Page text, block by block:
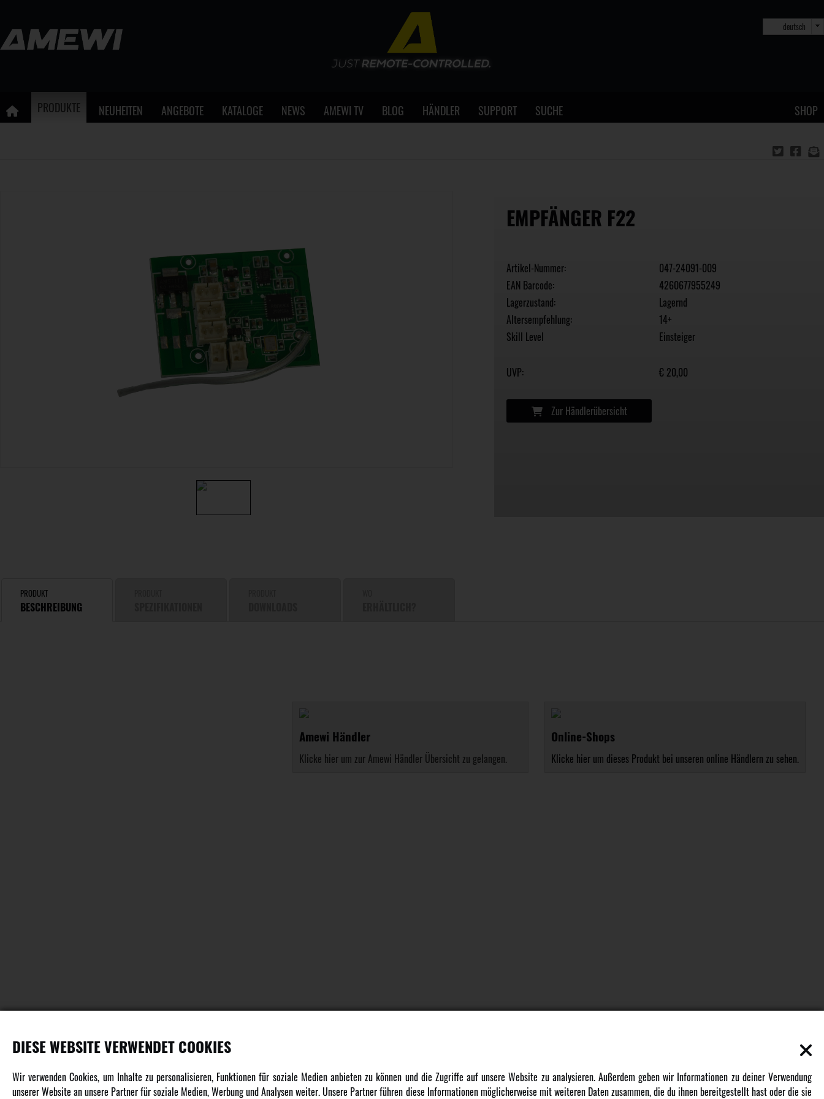
deutsch
PRODUKTE NEUHEITEN ANGEBOTE KATALOGE NEWS AMEWI TV BLOG HÄNDLER SUPPORT SUCHE SHOP
EMPFÄNGER F22
Artikel-Nummer:
047-24091-009
EAN Barcode:
4260677955249
Lagerzustand:
Lagernd
Altersempfehlung:
14+
Skill Level
Einsteiger
UVP: € 20,00
Zur Händlerübersicht
PRODUKT
BESCHREIBUNG
Amewi Händler
Klicke hier um zur Amewi Händler Übersicht zu gelangen.
Online-Shops
Klicke hier um dieses Produkt bei unseren online Händlern zu sehen.
DIESE WEBSITE VERWENDET COOKIES
Wir verwenden Cookies, um Inhalte zu personalisieren, Funktionen für soziale Medien anbieten zu können und die Zugriffe auf unsere Website zu analysieren. Außerdem geben wir Informationen zu deiner Verwendung
unserer Website an unsere Partner für soziale Medien, Werbung und Analysen weiter. Unsere Partner führen diese Informationen möglicherweise mit weiteren Daten zusammen, die du ihnen bereitgestellt hast oder die sie